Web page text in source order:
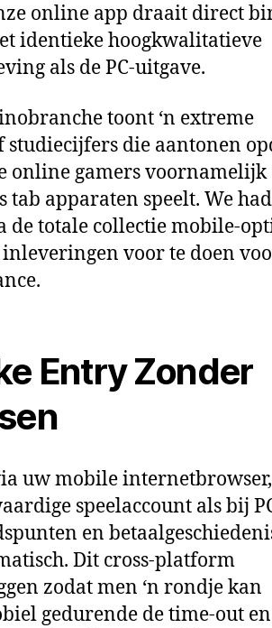
online app draait direct
identieke hoogkwalitatieve
als de PC-uitgave.
toont ‘n extreme
die aantonen
online gamers voornamelijk
tab apparaten speelt. We
de totale collectie mobile-
voor te doen
Entry Zonder
uw mobile
speelaccount als bij
en
Dit cross-platform
zodat men ‘n rondje kan
gedurende de time-out en